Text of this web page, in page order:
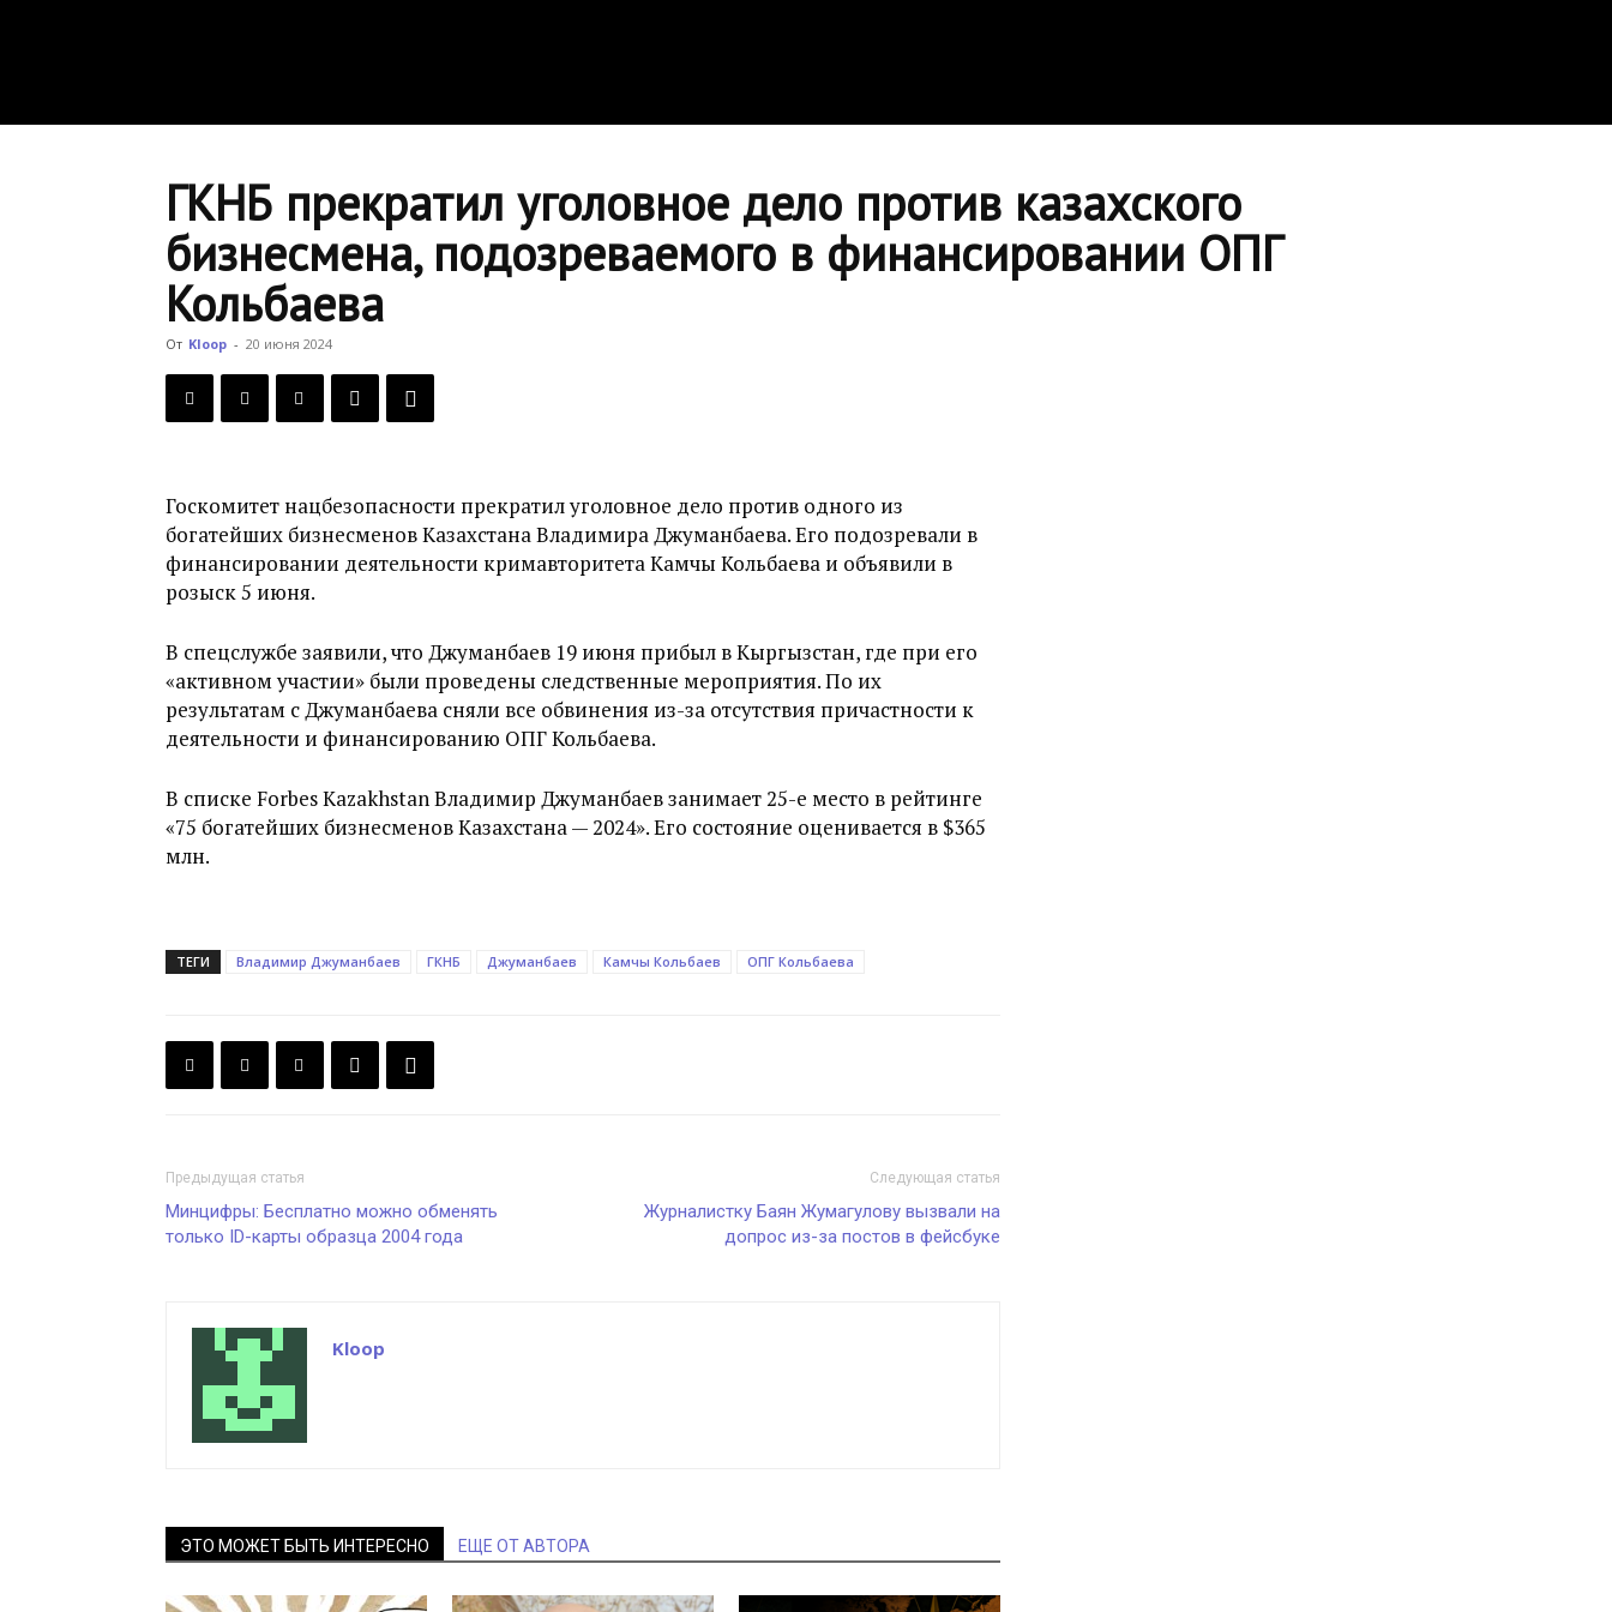
ГКНБ прекратил уголовное дело против казахского
бизнесмена, подозреваемого в финансировании ОПГ
Кольбаева
От Kloop - 20 июня 2024
Госкомитет нацбезопасности прекратил уголовное дело против одного из
богатейших бизнесменов Казахстана Владимира Джуманбаева. Его подозревали в
финансировании деятельности кримавторитета Камчы Кольбаева и объявили в
розыск 5 июня.
В спецслужбе заявили, что Джуманбаев 19 июня прибыл в Кыргызстан, где при его
«активном участии» были проведены следственные мероприятия. По их
результатам с Джуманбаева сняли все обвинения из-за отсутствия причастности к
деятельности и финансированию ОПГ Кольбаева.
В списке Forbes Kazakhstan Владимир Джуманбаев занимает 25-е место в рейтинге
«75 богатейших бизнесменов Казахстана — 2024». Его состояние оценивается в $365
млн.
ТЕГИ Владимир Джуманбаев ГКНБ Джуманбаев Камчы Кольбаев ОПГ Кольбаева
Предыдущая статья
Минцифры: Бесплатно можно обменять
только ID-карты образца 2004 года
Следующая статья
Журналистку Баян Жумагулову вызвали на
допрос из-за постов в фейсбуке
Kloop
ЭТО МОЖЕТ БЫТЬ ИНТЕРЕСНО ЕЩЕ ОТ АВТОРА